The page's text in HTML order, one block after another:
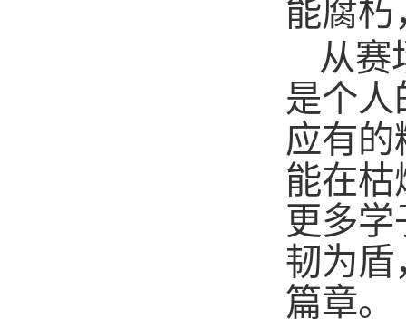
能腐朽
从赛
是个人
应有
能在枯
更多
韧为盾
篇章。